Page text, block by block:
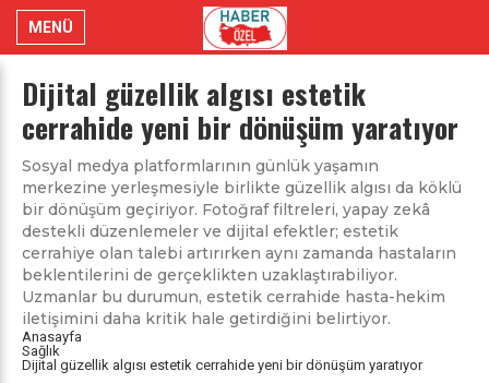
MENÜ
Dijital güzellik algısı estetik
cerrahide yeni bir dönüşüm yaratıyor
Sosyal medya platformlarının günlük yaşamın
merkezine yerleşmesiyle birlikte güzellik algısı da köklü
bir dönüşüm geçiriyor. Fotoğraf filtreleri, yapay zekâ
destekli düzenlemeler ve dijital efektler; estetik
cerrahiye olan talebi artırırken aynı zamanda hastaların
beklentilerini de gerçeklikten uzaklaştırabiliyor.
Uzmanlar bu durumun, estetik cerrahide hasta-hekim
iletişimini daha kritik hale getirdiğini belirtiyor.
Anasayfa
Sağlık
Dijital güzellik algısı estetik cerrahide yeni bir dönüşüm yaratıyor